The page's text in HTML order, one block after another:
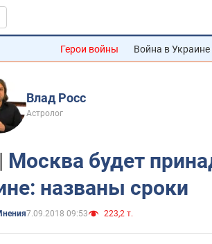
Герои войны Война в Украине
Влад Росс
Астролог
Москва будет
названы сроки
7.09.2018 09:53 223,2 т.